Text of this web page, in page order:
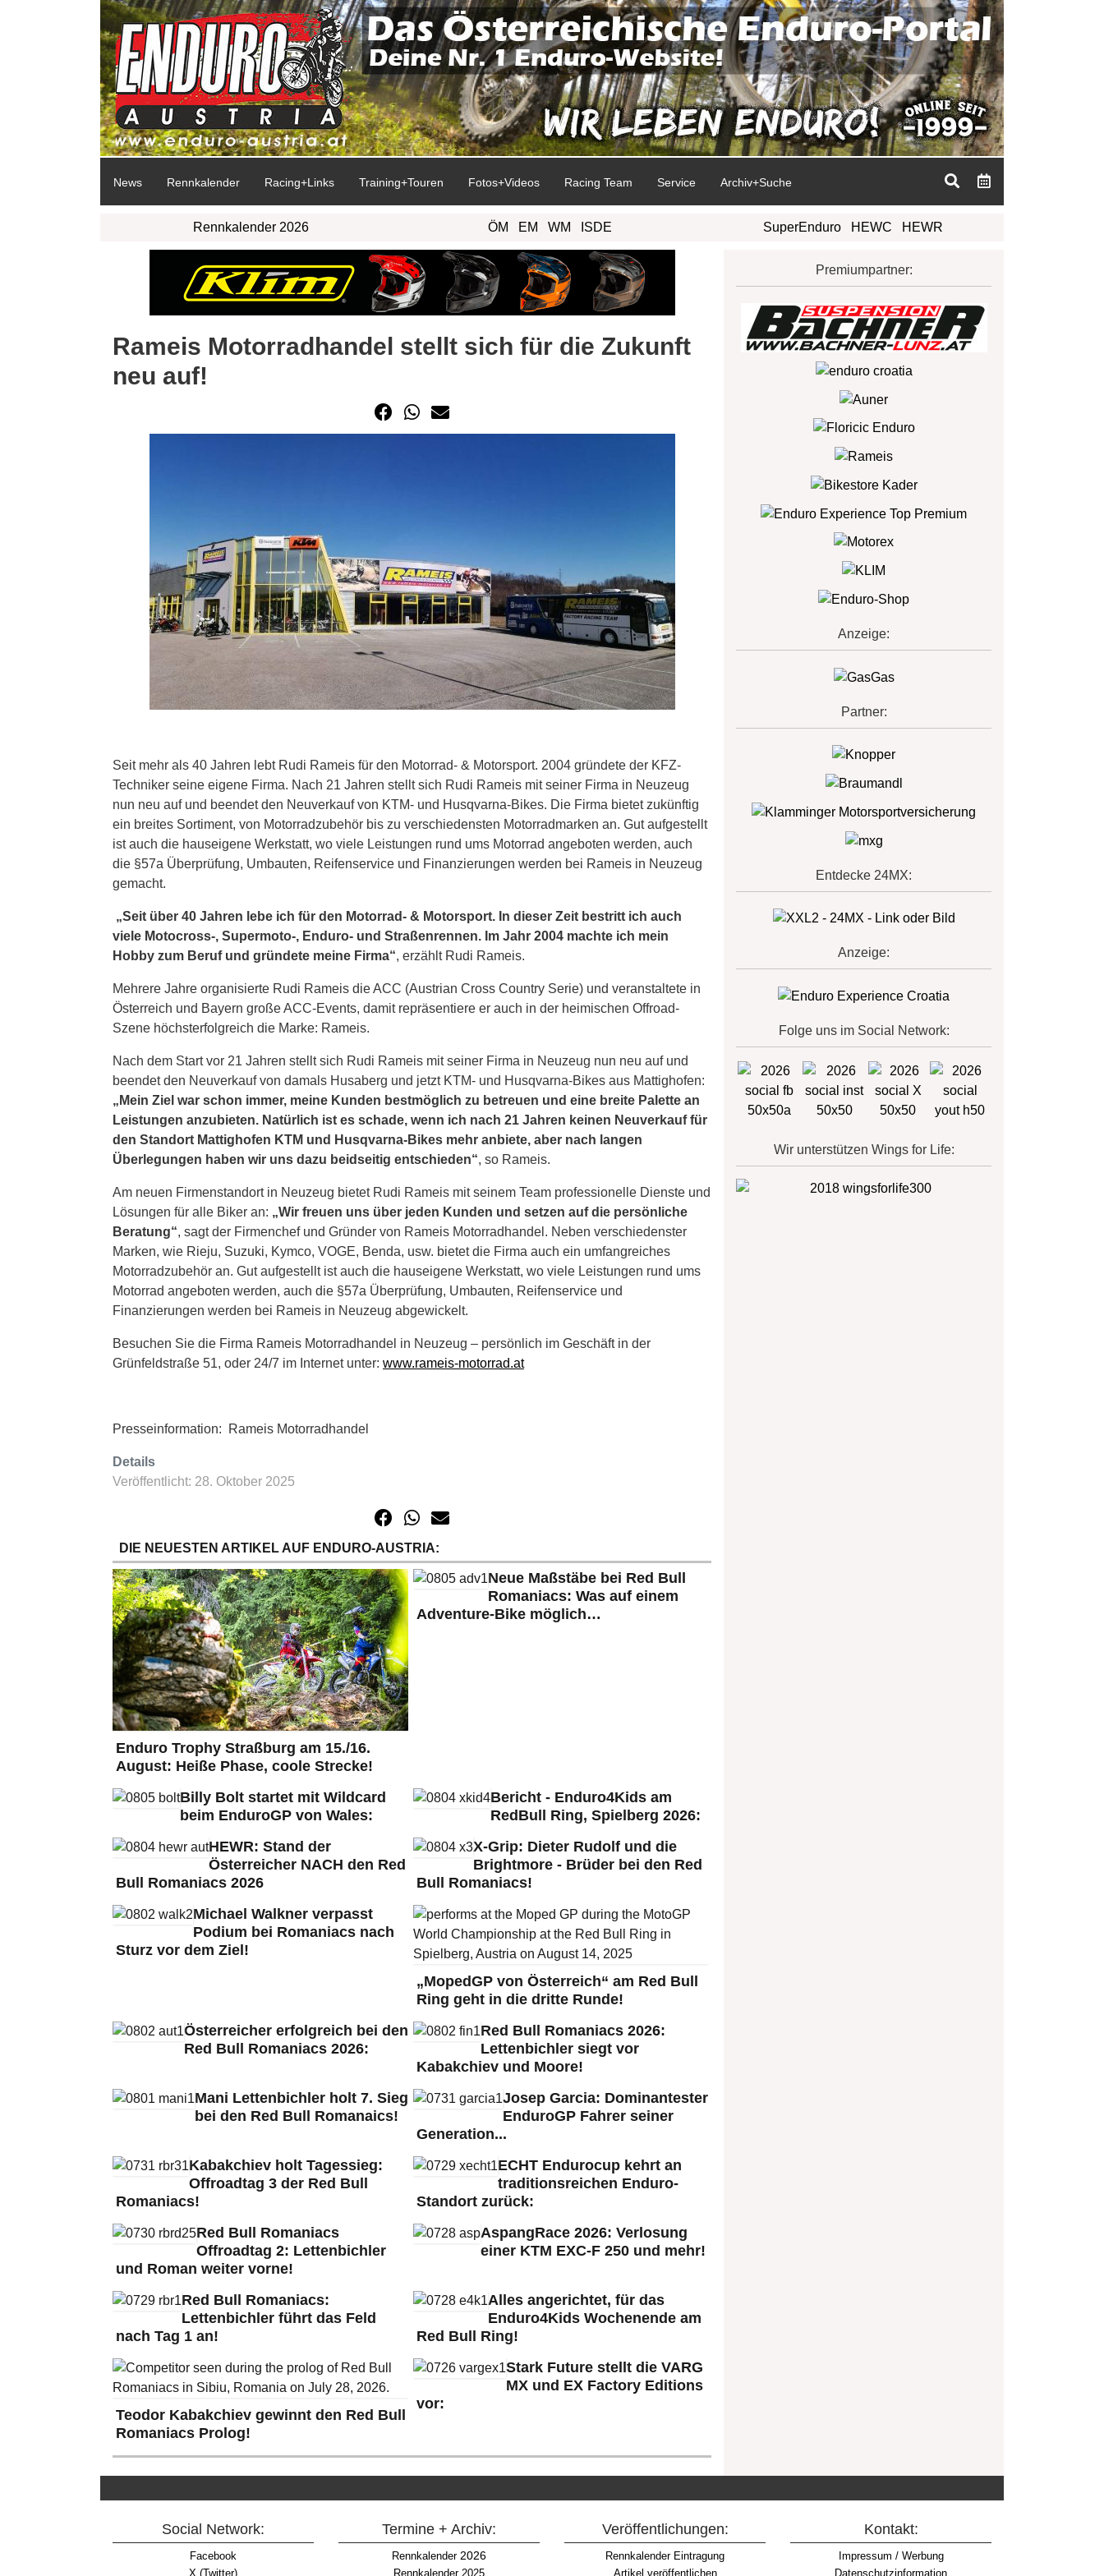
News Rennkalender Racing+Links Training+Touren Fotos+Videos Racing Team Service Archiv+Suche
Rennkalender 2026 ÖM EM WM ISDE SuperEnduro HEWC HEWR
Rameis Motorradhandel stellt sich für die Zukunft
neu auf!
Seit mehr als 40 Jahren lebt Rudi Rameis für den Motorrad- & Motorsport. 2004 gründete der KFZ-
Techniker seine eigene Firma. Nach 21 Jahren stellt sich Rudi Rameis mit seiner Firma in Neuzeug
nun neu auf und beendet den Neuverkauf von KTM- und Husqvarna-Bikes. Die Firma bietet zukünftig
ein breites Sortiment, von Motorradzubehör bis zu verschiedensten Motorradmarken an. Gut aufgestellt
ist auch die hauseigene Werkstatt, wo viele Leistungen rund ums Motorrad angeboten werden, auch
die §57a Überprüfung, Umbauten, Reifenservice und Finanzierungen werden bei Rameis in Neuzeug
gemacht.
„Seit über 40 Jahren lebe ich für den Motorrad- & Motorsport. In dieser Zeit bestritt ich auch
viele Motocross-, Supermoto-, Enduro- und Straßenrennen. Im Jahr 2004 machte ich mein
Hobby zum Beruf und gründete meine Firma“, erzählt Rudi Rameis.
Mehrere Jahre organisierte Rudi Rameis die ACC (Austrian Cross Country Serie) und veranstaltete in
Österreich und Bayern große ACC-Events, damit repräsentiere er auch in der heimischen Offroad-
Szene höchsterfolgreich die Marke: Rameis.
Nach dem Start vor 21 Jahren stellt sich Rudi Rameis mit seiner Firma in Neuzeug nun neu auf und
beendet den Neuverkauf von damals Husaberg und jetzt KTM- und Husqvarna-Bikes aus Mattighofen:
„Mein Ziel war schon immer, meine Kunden bestmöglich zu betreuen und eine breite Palette an
Leistungen anzubieten. Natürlich ist es schade, wenn ich nach 21 Jahren keinen Neuverkauf für
den Standort Mattighofen KTM und Husqvarna-Bikes mehr anbiete, aber nach langen
Überlegungen haben wir uns dazu beidseitig entschieden“, so Rameis.
Am neuen Firmenstandort in Neuzeug bietet Rudi Rameis mit seinem Team professionelle Dienste und
Lösungen für alle Biker an: „Wir freuen uns über jeden Kunden und setzen auf die persönliche
Beratung“, sagt der Firmenchef und Gründer von Rameis Motorradhandel. Neben verschiedenster
Marken, wie Rieju, Suzuki, Kymco, VOGE, Benda, usw. bietet die Firma auch ein umfangreiches
Motorradzubehör an. Gut aufgestellt ist auch die hauseigene Werkstatt, wo viele Leistungen rund ums
Motorrad angeboten werden, auch die §57a Überprüfung, Umbauten, Reifenservice und
Finanzierungen werden bei Rameis in Neuzeug abgewickelt.
Besuchen Sie die Firma Rameis Motorradhandel in Neuzeug – persönlich im Geschäft in der
Grünfeldstraße 51, oder 24/7 im Internet unter: www.rameis-motorrad.at
Presseinformation: Rameis Motorradhandel
Details
Veröffentlicht: 28. Oktober 2025
DIE NEUESTEN ARTIKEL AUF ENDURO-AUSTRIA:
Enduro Trophy Straßburg am 15./16.
August: Heiße Phase, coole Strecke!
Neue Maßstäbe bei Red Bull
Romaniacs: Was auf einem
Adventure-Bike möglich…
Billy Bolt startet mit Wildcard
beim EnduroGP von Wales:
Bericht - Enduro4Kids am
RedBull Ring, Spielberg 2026:
HEWR: Stand der
Österreicher NACH den Red
Bull Romaniacs 2026
X-Grip: Dieter Rudolf und die
Brightmore - Brüder bei den Red
Bull Romaniacs!
Michael Walkner verpasst
Podium bei Romaniacs nach
Sturz vor dem Ziel!
„MopedGP von Österreich“ am Red Bull
Ring geht in die dritte Runde!
Österreicher erfolgreich bei den
Red Bull Romaniacs 2026:
Red Bull Romaniacs 2026:
Lettenbichler siegt vor
Kabakchiev und Moore!
Mani Lettenbichler holt 7. Sieg
bei den Red Bull Romanaics!
Josep Garcia: Dominantester
EnduroGP Fahrer seiner
Generation...
Kabakchiev holt Tagessieg:
Offroadtag 3 der Red Bull
Romaniacs!
ECHT Endurocup kehrt an
traditionsreichen Enduro-
Standort zurück:
Red Bull Romaniacs
Offroadtag 2: Lettenbichler
und Roman weiter vorne!
AspangRace 2026: Verlosung
einer KTM EXC-F 250 und mehr!
Red Bull Romaniacs:
Lettenbichler führt das Feld
nach Tag 1 an!
Alles angerichtet, für das
Enduro4Kids Wochenende am
Red Bull Ring!
Teodor Kabakchiev gewinnt den Red Bull
Romaniacs Prolog!
Stark Future stellt die VARG
MX und EX Factory Editions
vor:
Premiumpartner:
Anzeige:
Partner:
Entdecke 24MX:
Anzeige:
Folge uns im Social Network:
Wir unterstützen Wings for Life:
Social Network:
Facebook
X (Twitter)
Termine + Archiv:
Rennkalender2026
Rennkalender 2025
Veröffentlichungen:
Rennkalender Eintragung
Artikel veröffentlichen
Kontakt:
Impressum / Werbung
Datenschutzinformation